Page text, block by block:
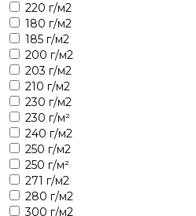
220 г/м2
180 г/м2
185 г/м2
200 г/м2
203 г/м2
210 г/м2
230 г/м2
230 г/м²
240 г/м2
250 г/м2
250 г/м²
271 г/м2
280 г/м2
300 г/м2